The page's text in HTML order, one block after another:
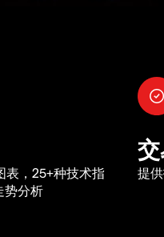
表，25+种技术指
势分析
提